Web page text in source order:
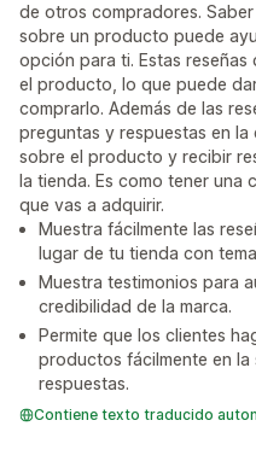
de otros compradores.
sobre un producto puede
opción para ti. Estas
el producto, lo que puede
comprarlo. Además de las
preguntas y respuestas en
sobre el producto y recibir
la tienda. Es como tener
que vas a adquirir.
Muestra fácilmente las
lugar de tu tienda con
Muestra testimonios para
credibilidad de la marca.
Permite que los clientes
productos fácilmente en
respuestas.
Contiene texto traducido